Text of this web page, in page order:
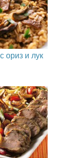
ориз и лук